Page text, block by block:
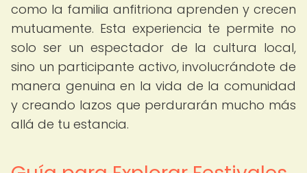
como la familia anfitriona aprenden y crecen
mutuamente. Esta experiencia te permite no
solo ser un espectador de la cultura local,
sino un participante activo, involucrándote de
manera genuina en la vida de la comunidad
y creando lazos que perdurarán mucho más
allá de tu estancia.